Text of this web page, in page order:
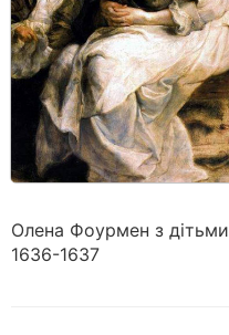
Олена Фоурмен з дітьми
1636-1637